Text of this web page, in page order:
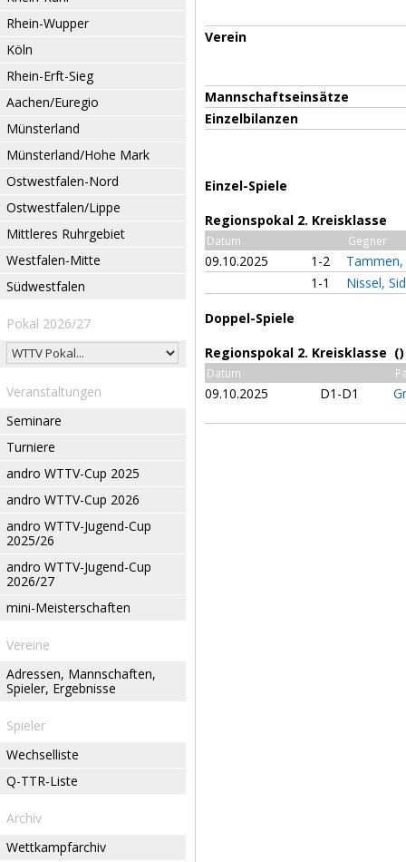
Rhein-Wupper
Köln
Rhein-Erft-Sieg
Aachen/Euregio
Münsterland
Münsterland/Hohe Mark
Ostwestfalen-Nord
Ostwestfalen/Lippe
Mittleres Ruhrgebiet
Westfalen-Mitte
Südwestfalen
Pokal 2026/27
Veranstaltungen
Seminare
Turniere
andro WTTV-Cup 2025
andro WTTV-Cup 2026
andro WTTV-Jugend-Cup
2025/26
andro WTTV-Jugend-Cup
2026/27
mini-Meisterschaften
Vereine
Adressen, Mannschaften,
Spieler, Ergebnisse
Spieler
Wechselliste
Q-TTR-Liste
Archiv
Wettkampfarchiv
Verein
Mannschaftseinsätze
Einzelbilanzen
Einzel-Spiele
Regionspokal 2. Kreisklasse
Datum Gegner
09.10.2025 1-2
1-1
Nissel,
Doppel-Spiele
Regionspokal 2. Kreisklasse ()
Datum
09.10.2025 D1-D1